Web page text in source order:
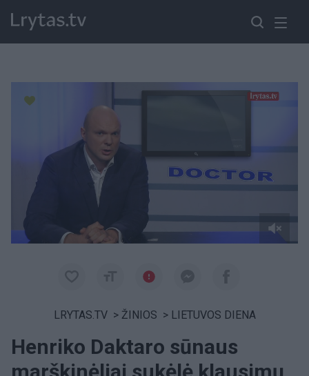
LRYTAS.TV > ŽINIOS > LIETUVOS DIENA
Henriko Daktaro sūnaus